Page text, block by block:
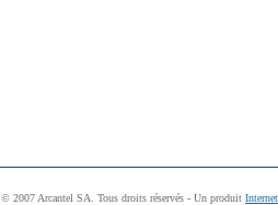
© 2007 Arcantel SA. Tous droits réservés - Un produit